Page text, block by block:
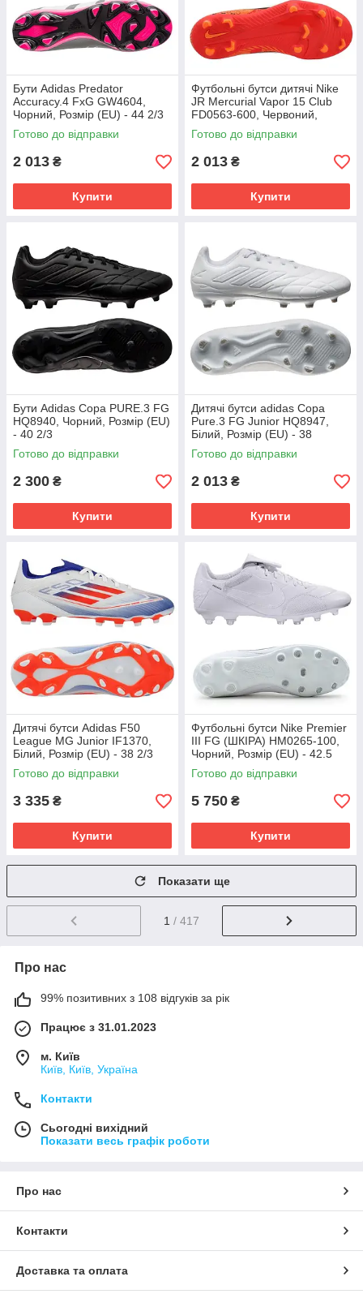
Бути Adidas Predator
Accuracy.4 FxG GW4604,
Чорний, Розмір (EU) - 44 2/3
Готово до відправки
2 013 ₴
Купити
Футбольні бутси дитячі Nike
JR Mercurial Vapor 15 Club
FD0563-600, Червоний,
Розмір (EU) - 38
Готово до відправки
2 013 ₴
Купити
Бути Adidas Copa PURE.3 FG
HQ8940, Чорний, Розмір (EU)
- 40 2/3
Готово до відправки
2 300 ₴
Купити
Дитячі бутси adidas Copa
Pure.3 FG Junior HQ8947,
Білий, Розмір (EU) - 38
Готово до відправки
2 013 ₴
Купити
Дитячі бутси Adidas F50
League MG Junior IF1370,
Білий, Розмір (EU) - 38 2/3
Готово до відправки
3 335 ₴
Купити
Футбольні бутси Nike Premier
III FG (ШКІРА) HM0265-100,
Чорний, Розмір (EU) - 42.5
Готово до відправки
5 750 ₴
Купити
Показати ще
1 / 417
Про нас
99% позитивних з 108 відгуків за рік
Працює з 31.01.2023
м. Київ
Київ, Київ, Україна
Контакти
Сьогодні вихідний
Показати весь графік роботи
Про нас
Контакти
Доставка та оплата